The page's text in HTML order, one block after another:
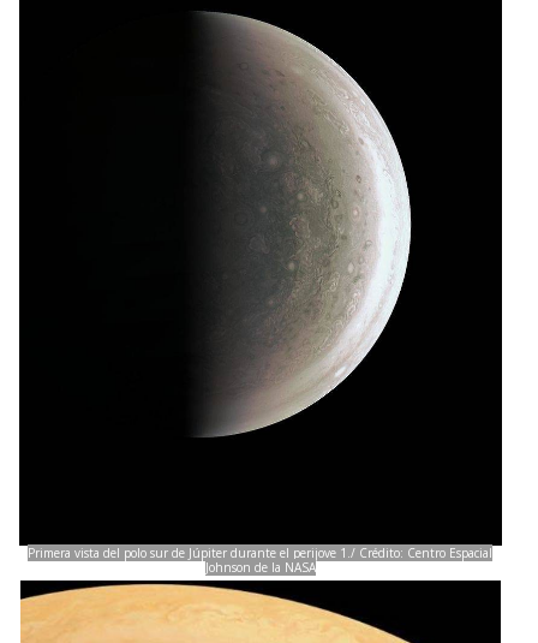
Primera vista del polo sur de Júpiter durante el perijove 1./ Crédito: Centro Espacial
Johnson de la NASA